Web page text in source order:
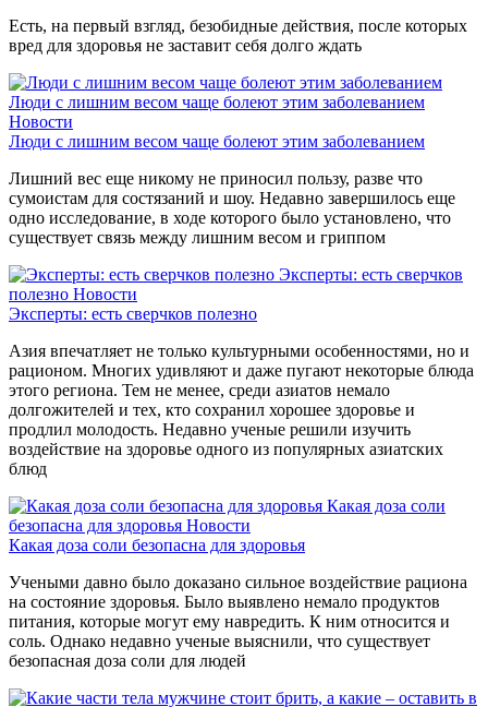
Есть, на первый взгляд, безобидные действия, после которых
вред для здоровья не заставит себя долго ждать
Люди с лишним весом чаще болеют этим заболеванием
Новости
Люди с лишним весом чаще болеют этим заболеванием
Лишний вес еще никому не приносил пользу, разве что
сумоистам для состязаний и шоу. Недавно завершилось еще
одно исследование, в ходе которого было установлено, что
существует связь между лишним весом и гриппом
Эксперты: есть сверчков
полезно Новости
Эксперты: есть сверчков полезно
Азия впечатляет не только культурными особенностями, но и
рационом. Многих удивляют и даже пугают некоторые блюда
этого региона. Тем не менее, среди азиатов немало
долгожителей и тех, кто сохранил хорошее здоровье и
продлил молодость. Недавно ученые решили изучить
воздействие на здоровье одного из популярных азиатских
блюд
Какая доза соли
безопасна для здоровья Новости
Какая доза соли безопасна для здоровья
Учеными давно было доказано сильное воздействие рациона
на состояние здоровья. Было выявлено немало продуктов
питания, которые могут ему навредить. К ним относится и
соль. Однако недавно ученые выяснили, что существует
безопасная доза соли для людей